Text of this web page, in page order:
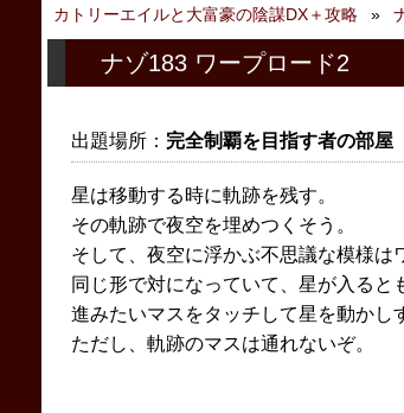
カトリーエイルと大富豪の陰謀DX＋攻略
ナゾ183 ワープロード2
出題場所： 完全制覇を目指す者の部屋
星は移動する時に軌跡を残す。
その軌跡で夜空を埋めつくそう。
そして、夜空に浮かぶ不思議な模様は
同じ形で対になっていて、星が入ると
進みたいマスをタッチして星を動かし
ただし、軌跡のマスは通れないぞ。